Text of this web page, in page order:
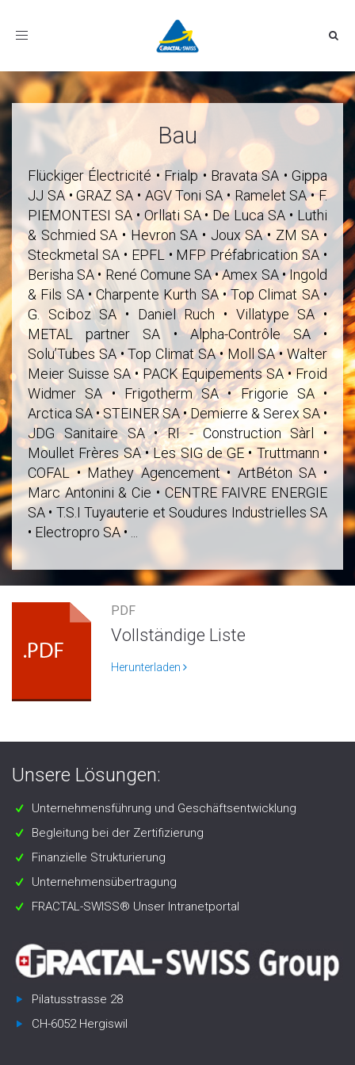
Toggle
Bau
Flückiger Électricité • Frialp • Bravata SA • Gippa
JJ SA • GRAZ SA • AGV Toni SA • Ramelet SA • F.
PIEMONTESI SA • Orllati SA • De Luca SA • Luthi
& Schmied SA • Hevron SA • Joux SA • ZM SA •
Steckmetal SA • EPFL • MFP Préfabrication SA •
Berisha SA • René Comune SA • Amex SA • Ingold
& Fils SA • Charpente Kurth SA • Top Climat SA •
G. Sciboz SA • Daniel Ruch • Villatype SA •
METAL partner SA • Alpha-Contrôle SA •
Solu’Tubes SA • Top Climat SA • Moll SA • Walter
Meier Suisse SA • PACK Equipements SA • Froid
Widmer SA • Frigotherm SA • Frigorie SA •
Arctica SA • STEINER SA • Demierre & Serex SA •
JDG Sanitaire SA • RI - Construction Sàrl •
Moullet Frères SA • Les SIG de GE • Truttmann •
COFAL • Mathey Agencement • ArtBéton SA •
Marc Antonini & Cie • CENTRE FAIVRE ENERGIE
SA • T.S.I Tuyauterie et Soudures Industrielles SA
• Electropro SA • ...
PDF
Vollständige Liste
Herunterladen
Unsere Lösungen:
Unternehmensführung und Geschäftsentwicklung
Begleitung bei der Zertifizierung
Finanzielle Strukturierung
Unternehmensübertragung
FRACTAL-SWISS® Unser Intranetportal
Pilatusstrasse 28
CH-6052 Hergiswil